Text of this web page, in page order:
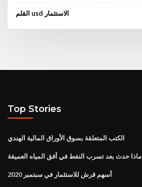
القلم usd الاستثمار
Top Stories
الكتب المتعلقة بسوق الأوراق المالية الهندي
ماذا حدث بعد تسرب النفط في أفق المياه العميقة
أسهم قرش للاستثمار في سبتمبر 2020